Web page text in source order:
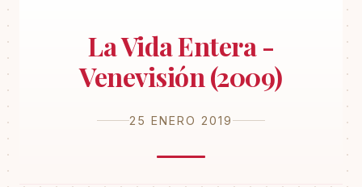
La Vida Entera -
Venevisión (2009)
25 ENERO 2019